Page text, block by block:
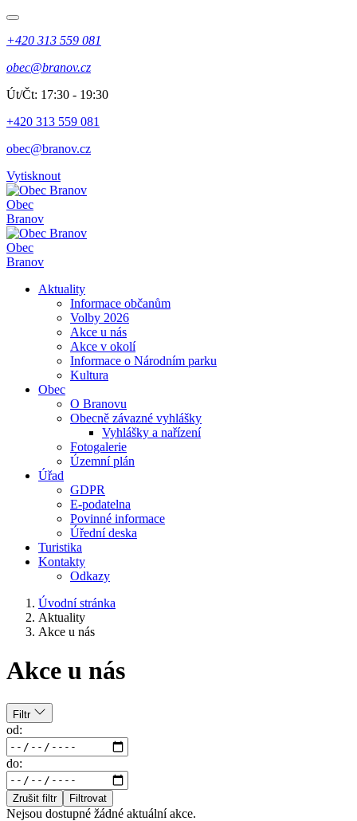
+420 313 559 081
obec@branov.cz
Út/Čt: 17:30 - 19:30
+420 313 559 081
obec@branov.cz
Vytisknout
Obec
Branov
Obec
Branov
Aktuality
Informace občanům
Volby 2026
Akce u nás
Akce v okolí
Informace o Národním parku
Kultura
Obec
O Branovu
Obecně závazné vyhlášky
Vyhlášky a nařízení
Fotogalerie
Územní plán
Úřad
GDPR
E-podatelna
Povinné informace
Úřední deska
Turistika
Kontakty
Odkazy
Úvodní stránka
Aktuality
Akce u nás
Akce u nás
Filtr
od:
do:
Zrušit filtr Filtrovat
Nejsou dostupné žádné aktuální akce.